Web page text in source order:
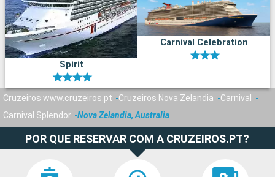
Spirit
Carnival Celebration
Cruzeiros www.cruzeiros.pt Cruzeiros Nova Zelandia
Carnival
Carnival Splendor
Nova Zelandia, Australia
POR QUE RESERVAR COM A CRUZEIROS.PT?